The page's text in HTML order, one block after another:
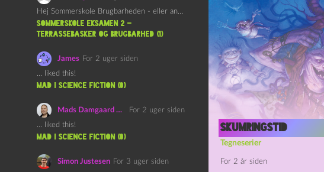
Skumringstid
Tegneserier
For 2 år siden
Hej Sommerskole Brugbarheden - eller anvendeligheden - af "Øl&Ævl" er…
Sommerskole Eksamen 2 –
Terrassebasker og Brugbarhed (1)
James For 2 uger siden
… liked this!
mad i science fiction (0)
Mads Damgaard Mortensen (Å)
For 2 uger siden
… liked this!
mad i science fiction (0)
Simon Justesen For 3 uger siden